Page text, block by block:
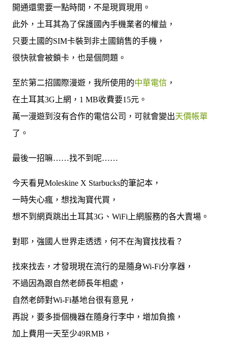
開通還需要一點時間，不是現買現用。
此外，土耳其為了保護國內手機業者的權益，
只要土國的SIM卡裝到非土國銷售的手機，
很快就會被鎖卡，也是個問題。
至於第二招國際漫遊，我所使用的中華電信 ，
在土耳其3G上網，1 MB收費要15元。
萬一漫遊到沒有合作的電信公司，可就會變出天價帳單
了。
最後一招嘛……找不到呢……
今天看見Moleskine X Starbucks的筆記本，
一時失心瘋，想找淘寶代買，
想不到網頁跳出土耳其3G、WiFi上網服務的各大賣場。
對耶，強國人世界走透透，何不在淘寶找找看？
找來找去，才發現現在流行的是隨身Wi-Fi分享器，
不過因為跟自然老師長年相處，
自然老師對Wi-Fi基地台很有意見，
再說，要多掛個機器在隨身行李中，增加負擔，
加上費用一天至少49RMB，